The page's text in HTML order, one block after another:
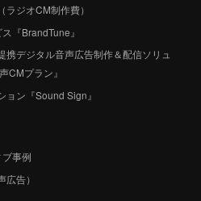
ジオCM制作費）
『BrandTune』
携デジタル音声広告制作＆配信ソリュ
CMプラン』
ョン『Sound Sign』
事例
告）